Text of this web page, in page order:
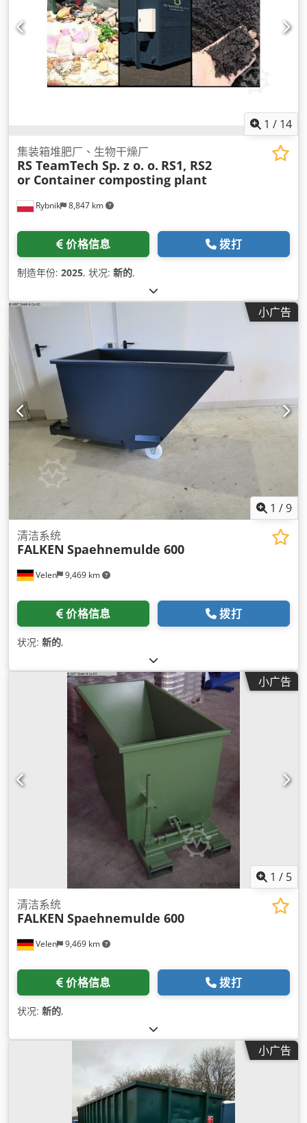
1 / 14
Rybnik 8,847 km
集装箱堆肥厂、生物干燥厂
RS TeamTech Sp. z o. o. RS1, RS2
or Container composting plant
价格信息 拨打
制造年份: 2025, 状况: 新的,
小广告
1 /9
Velen 9,469 km
清洁系统
FALKEN Spaehnemulde 600
价格信息 拨打
状况: 新的,
小广告
1 / 5
Velen 9,469 km
清洁系统
FALKEN Spaehnemulde 600
价格信息 拨打
状况: 新的,
小广告